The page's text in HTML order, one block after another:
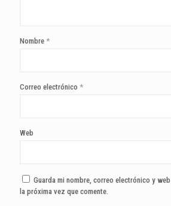
Nombre *
Correo electrónico *
Web
Guarda mi nombre, correo electrónico y
la próxima vez que comente.